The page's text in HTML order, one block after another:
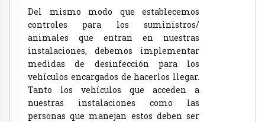
Del mismo modo que establecemos
controles para los suministros/
animales que entran en nuestras
instalaciones, debemos implementar
medidas de desinfección para los
vehículos encargados de hacerlos llegar.
Tanto los vehículos que acceden a
nuestras instalaciones como las
personas que manejan estos deben ser